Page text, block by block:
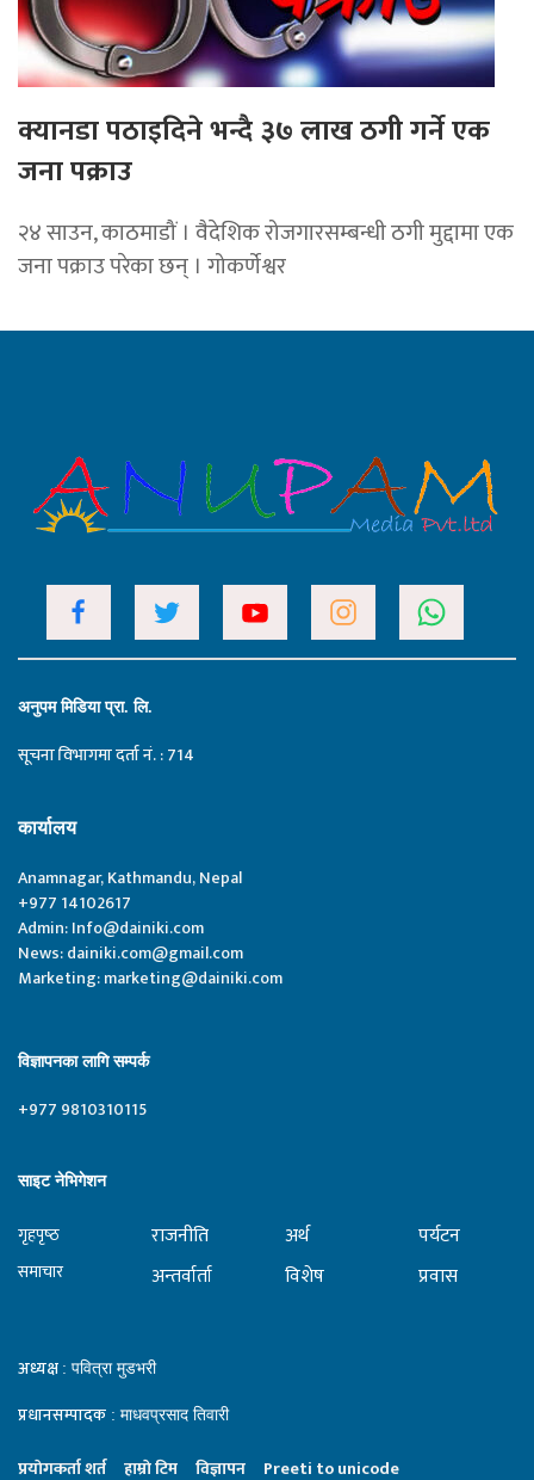
क्यानडा पठाइदिने भन्दै ३७ लाख ठगी गर्ने एक
जना पक्राउ
२४ साउन, काठमाडौं । वैदेशिक रोजगारसम्बन्धी ठगी मुद्दामा एक
जना पक्राउ परेका छन् । गोकर्णेश्वर
अनुपम मिडिया प्रा. लि.
सूचना विभागमा दर्ता नं. : 714
कार्यालय
Anamnagar, Kathmandu, Nepal
+977 14102617
Admin:Info@dainiki.com
News:dainiki.com@gmail.com
Marketing:marketing@dainiki.com
विज्ञापनका लागि सम्पर्क
+977 9810310115
साइट नेभिगेशन
गृहपृष्‍ठ
समाचार
राजनीति
अन्तर्वार्ता
अर्थ
विशेष
पर्यटन
प्रवास
अध्यक्ष : पवित्रा मुडभरी
प्रधानसम्पादक : माधवप्रसाद तिवारी
प्रयाेगकर्ता शर्त हाम्राे टिम विज्ञापन Preeti to unicode